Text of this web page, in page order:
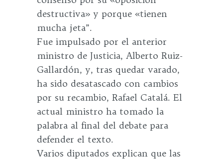
destructiva» y porque «tienen
mucha jeta”.
Fue impulsado por el anterior
ministro de Justicia, Alberto Ruiz-
Gallardón, y, tras quedar varado,
ha sido desatascado con cambios
por su recambio, Rafael Catalá. El
actual ministro ha tomado la
palabra al final del debate para
defender el texto.
Varios diputados explican que las